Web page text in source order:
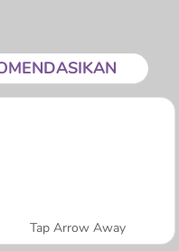
Tap Arrow Away